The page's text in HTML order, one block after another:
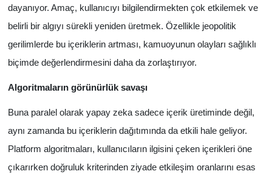
dayanıyor. Amaç, kullanıcıyı bilgilendirmekten çok etkilemek ve
belirli bir algıyı sürekli yeniden üretmek. Özellikle jeopolitik
gerilimlerde bu içeriklerin artması, kamuoyunun olayları sağlıklı
biçimde değerlendirmesini daha da zorlaştırıyor.
Algoritmaların görünürlük savaşı
Buna paralel olarak yapay zeka sadece içerik üretiminde değil,
aynı zamanda bu içeriklerin dağıtımında da etkili hale geliyor.
Platform algoritmaları, kullanıcıların ilgisini çeken içerikleri öne
çıkarırken doğruluk kriterinden ziyade etkileşim oranlarını esas